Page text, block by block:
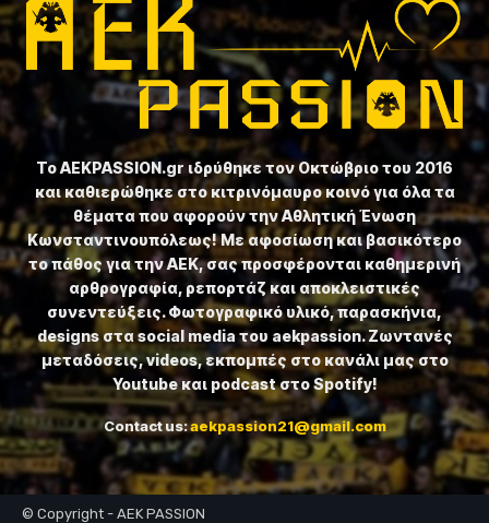
Το ⁦AEKPASSION.gr⁩ ιδρύθηκε τον Οκτώβριο του 2016
και καθιερώθηκε στο κιτρινόμαυρο κοινό για όλα τα
θέματα που αφορούν την Αθλητική Ένωση
Κωνσταντινουπόλεως! Με αφοσίωση και βασικότερο
το πάθος για την ΑΕΚ, σας προσφέρονται καθημερινή
αρθρογραφία, ρεπορτάζ και αποκλειστικές
συνεντεύξεις. Φωτογραφικό υλικό, παρασκήνια,
designs στα social media του aekpassion. Ζωντανές
μεταδόσεις, videos, εκπομπές στο κανάλι μας στο
Youtube και podcast στο Spotify!
Contact us:aekpassion21@gmail.com
© Copyright - AEK PASSION